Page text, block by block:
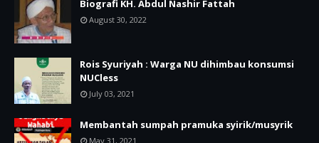
Biografi KH. Abdul Nashir Fattah
August 30, 2022
Rois Syuriyah : Warga NU dihimbau konsumsi
NUCless
July 03, 2021
Membantah sumpah pramuka syirik/musyrik
May 31, 2021